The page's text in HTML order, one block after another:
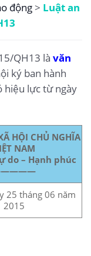
động> Luật an
QH13 là văn
ký ban hành
hiệu lực từ ngày
HỘI CHỦ NGHĨA
NAM
do – Hạnh phúc
25 tháng 06 năm
2015